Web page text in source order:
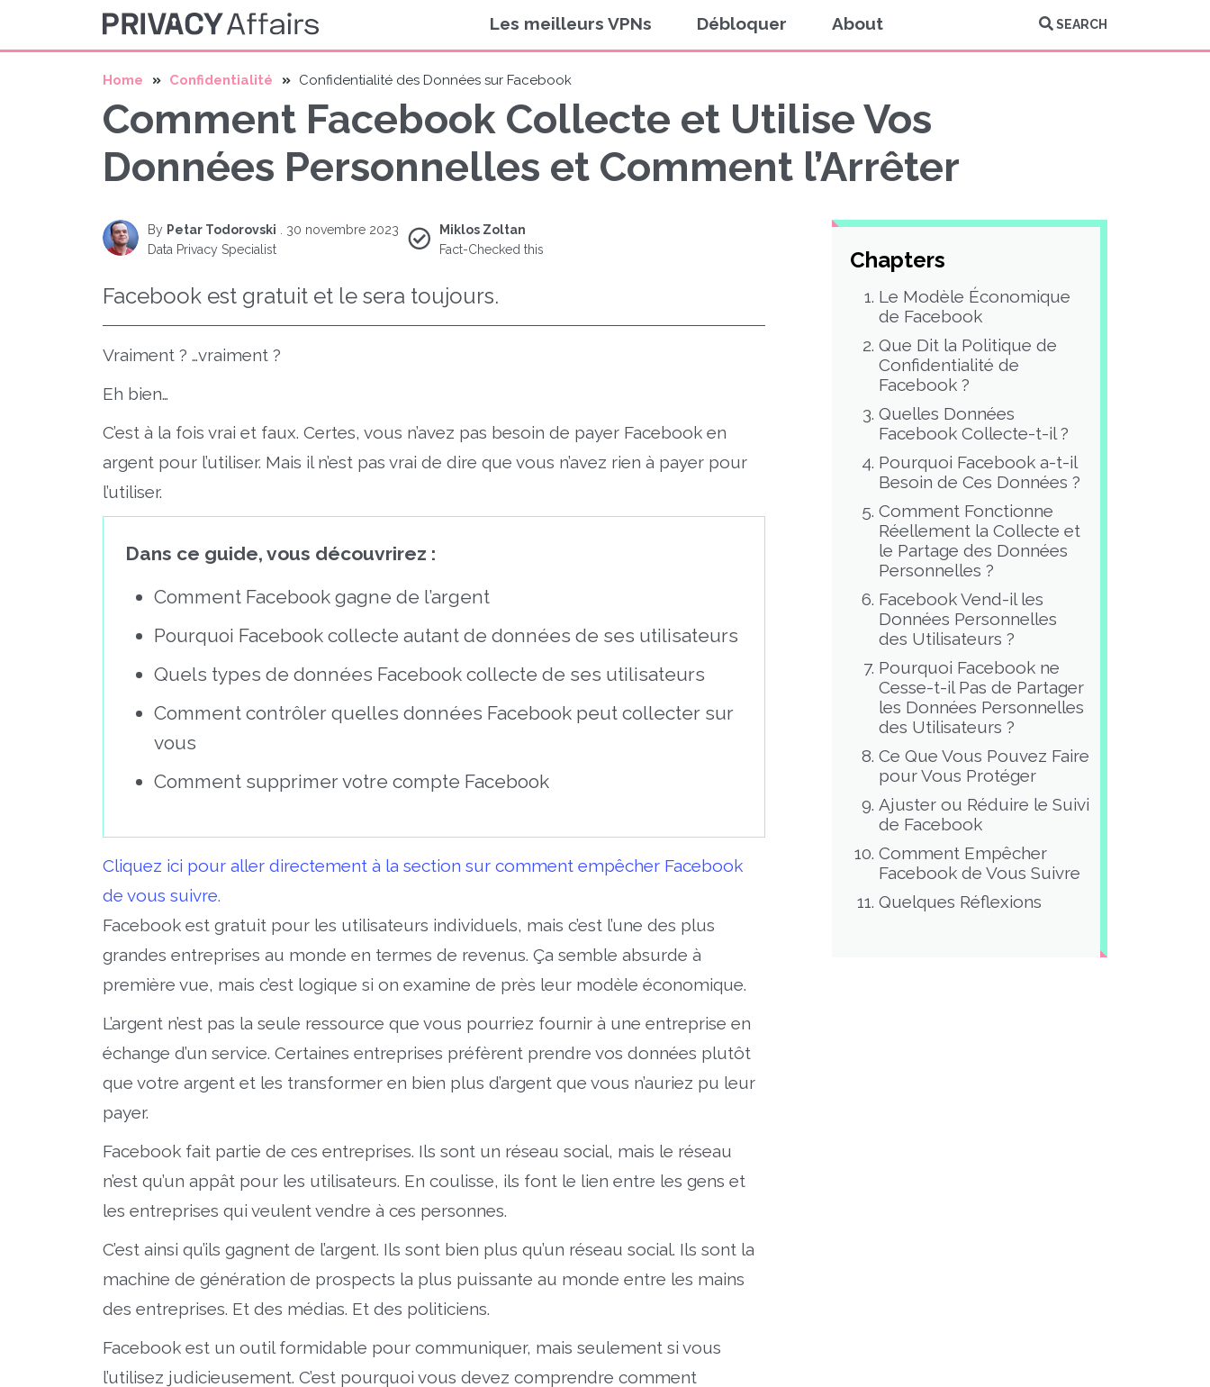
Les meilleurs VPNs Débloquer About SEARCH
Home Confidentialité Confidentialité des Données sur Facebook
Comment Facebook Collecte et Utilise Vos
Données Personnelles et Comment l’Arrêter
By Petar Todorovski
30 novembre 2023
Data Privacy Specialist
Miklos Zoltan
Fact-Checked this
Facebook est gratuit et le sera toujours.
Vraiment ? …vraiment ?
Eh bien…
C’est à la fois vrai et faux. Certes, vous n’avez pas besoin de payer Facebook en
argent pour l’utiliser. Mais il n’est pas vrai de dire que vous n’avez rien à payer pour
l’utiliser.
Dans ce guide, vous découvrirez :
Comment Facebook gagne de l’argent
Pourquoi Facebook collecte autant de données de ses utilisateurs
Quels types de données Facebook collecte de ses utilisateurs
Comment contrôler quelles données Facebook peut collecter sur
vous
Comment supprimer votre compte Facebook
Cliquez ici pour aller directement à la section sur comment empêcher Facebook
de vous suivre.
Facebook est gratuit pour les utilisateurs individuels, mais c’est l’une des plus
grandes entreprises au monde en termes de revenus. Ça semble absurde à
première vue, mais c’est logique si on examine de près leur modèle économique.
L’argent n’est pas la seule ressource que vous pourriez fournir à une entreprise en
échange d’un service. Certaines entreprises préfèrent prendre vos données plutôt
que votre argent et les transformer en bien plus d’argent que vous n’auriez pu leur
payer.
Facebook fait partie de ces entreprises. Ils sont un réseau social, mais le réseau
n’est qu’un appât pour les utilisateurs. En coulisse, ils font le lien entre les gens et
les entreprises qui veulent vendre à ces personnes.
C’est ainsi qu’ils gagnent de l’argent. Ils sont bien plus qu’un réseau social. Ils sont la
machine de génération de prospects la plus puissante au monde entre les mains
des entreprises. Et des médias. Et des politiciens.
Facebook est un outil formidable pour communiquer, mais seulement si vous
l’utilisez judicieusement. C’est pourquoi vous devez comprendre comment
Chapters
Le Modèle Économique
de Facebook
Que Dit la Politique de
Confidentialité de
Facebook ?
Quelles Données
Facebook Collecte-t-il ?
Pourquoi Facebook a-t-il
Besoin de Ces Données ?
Comment Fonctionne
Réellement la Collecte et
le Partage des Données
Personnelles ?
Facebook Vend-il les
Données Personnelles
des Utilisateurs ?
Pourquoi Facebook ne
Cesse-t-il Pas de Partager
les Données Personnelles
des Utilisateurs ?
Ce Que Vous Pouvez Faire
pour Vous Protéger
Ajuster ou Réduire le Suivi
de Facebook
Comment Empêcher
Facebook de Vous Suivre
Quelques Réflexions